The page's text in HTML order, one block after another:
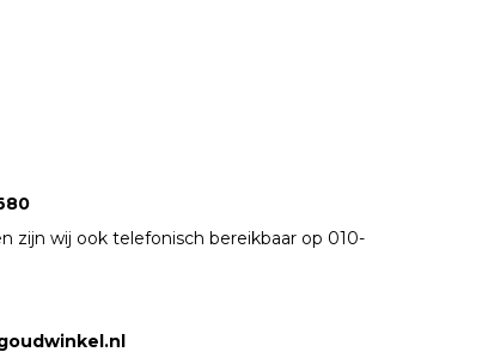
zijn wij ook telefonisch bereikbaar op 010-